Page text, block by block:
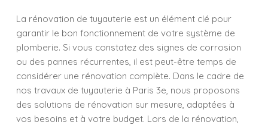
La rénovation de tuyauterie est un élément clé pour
garantir le bon fonctionnement de votre système de
plomberie. Si vous constatez des signes de corrosion
ou des pannes récurrentes, il est peut-être temps de
considérer une rénovation complète. Dans le cadre de
nos travaux de tuyauterie à Paris 3e, nous proposons
des solutions de rénovation sur mesure, adaptées à
vos besoins et à votre budget. Lors de la rénovation,